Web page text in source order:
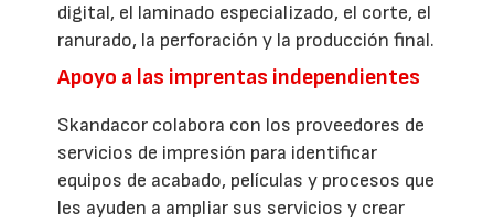
digital, el laminado especializado, el corte, el
ranurado, la perforación y la producción final.
Apoyo a las imprentas independientes
Skandacor colabora con los proveedores de
servicios de impresión para identificar
equipos de acabado, películas y procesos que
les ayuden a ampliar sus servicios y crear